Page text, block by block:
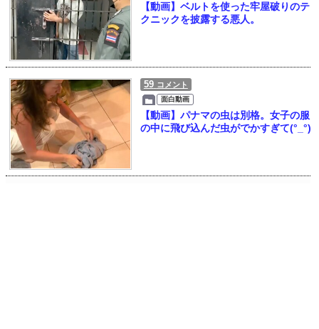
【動画】ベルトを使った牢屋破りのテ
クニックを披露する悪人。
59 コメント
面白動画
【動画】パナマの虫は別格。女子の服
の中に飛び込んだ虫がでかすぎて(°_°)